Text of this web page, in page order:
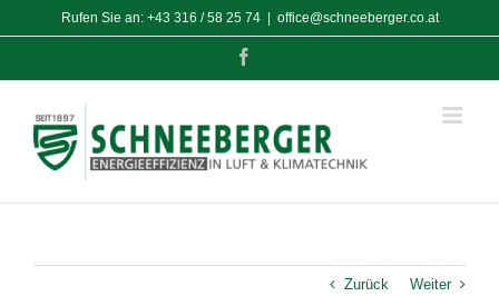
Rufen Sie an: +43 316 / 58 25 74 office@schneeberger.co.at
Zurück Weiter